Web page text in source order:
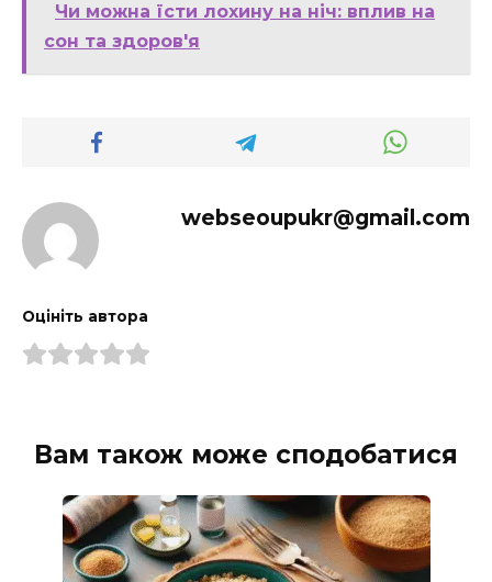
Чи можна їсти лохину на ніч: вплив на
сон та здоров'я
webseoupukr@gmail.com
Оцініть автора
Вам також може сподобатися